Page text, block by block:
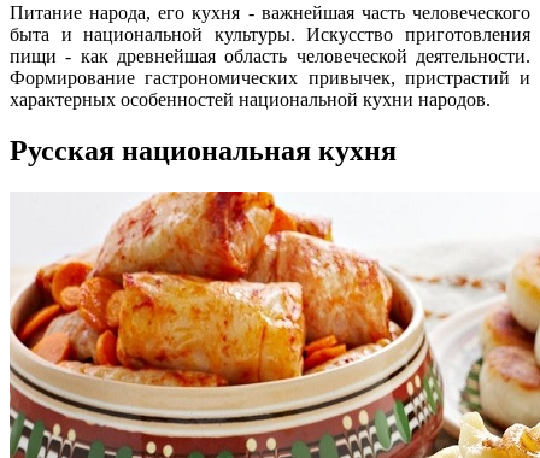
Питание народа, его кухня - важнейшая часть человеческого
быта и национальной культуры. Искусство приготовления
пищи - как древнейшая область человеческой деятельности.
Формирование гастрономических привычек, пристрастий и
характерных особенностей национальной кухни народов.
Русская национальная кухня